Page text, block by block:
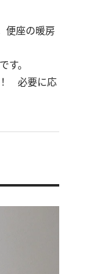
便座の暖房
。
必要に応